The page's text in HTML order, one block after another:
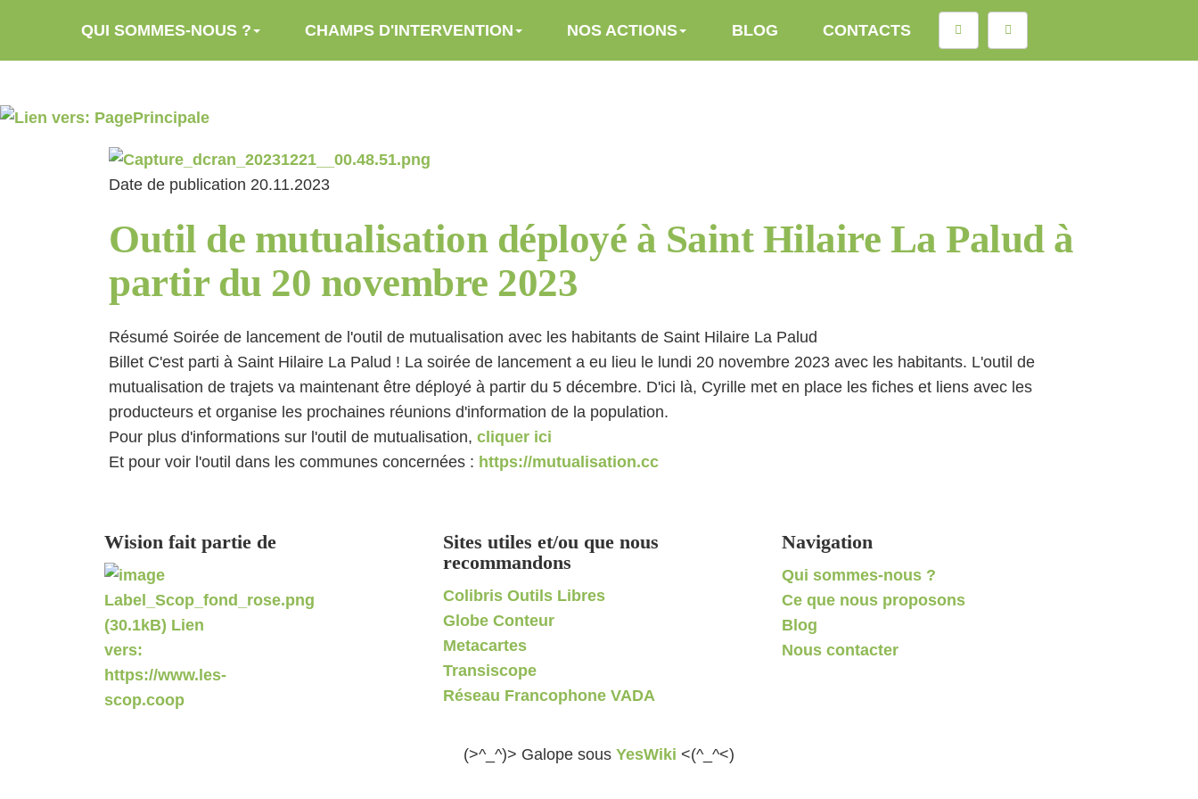
QUI SOMMES-NOUS ? CHAMPS D'INTERVENTION NOS ACTIONS BLOG CONTACTS Rechercher
Date de publication 20.11.2023
Outil de mutualisation déployé à Saint Hilaire La Palud à
partir du 20 novembre 2023
Résumé Soirée de lancement de l'outil de mutualisation avec les habitants de Saint Hilaire La Palud
Billet C'est parti à Saint Hilaire La Palud ! La soirée de lancement a eu lieu le lundi 20 novembre 2023 avec les habitants. L'outil de
mutualisation de trajets va maintenant être déployé à partir du 5 décembre. D'ici là, Cyrille met en place les fiches et liens avec les
producteurs et organise les prochaines réunions d'information de la population.
Pour plus d'informations sur l'outil de mutualisation, cliquer ici
Et pour voir l'outil dans les communes concernées : https://mutualisation.cc
Wision fait partie de
Sites utiles et/ou que nous
recommandons
Colibris Outils Libres
Globe Conteur
Metacartes
Transiscope
Réseau Francophone VADA
Navigation
Qui sommes-nous ?
Ce que nous proposons
Blog
Nous contacter
(>^_^)> Galope sous YesWiki <(^_^<)